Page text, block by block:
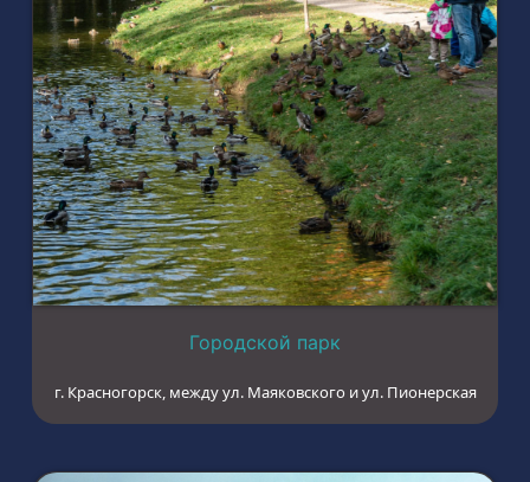
Городской парк
г. Красногорск, между ул. Маяковского и ул. Пионерская